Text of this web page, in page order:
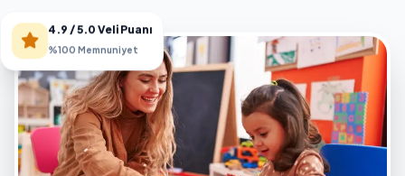
4.9 / 5.0 Veli Puanı
%100 Memnuniyet